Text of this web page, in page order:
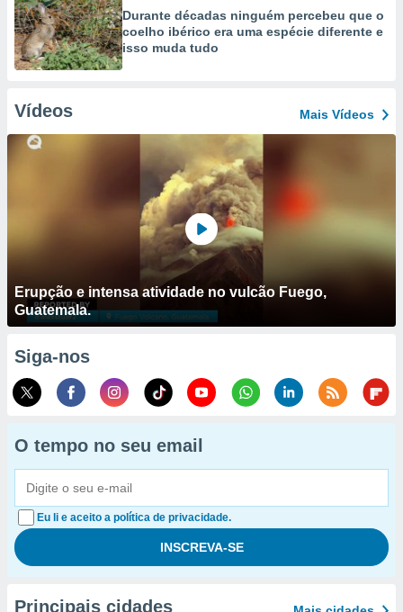
Durante décadas ninguém percebeu que o
coelho ibérico era uma espécie diferente e
isso muda tudo
Vídeos Mais Vídeos
Erupção e intensa atividade no vulcão Fuego,
Guatemala.
Siga-nos
O tempo no seu email
Eu li e aceito a política de privacidade.
Principais cidades